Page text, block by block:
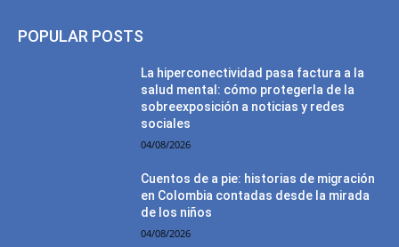
POPULAR POSTS
La hiperconectividad pasa factura a la
salud mental: cómo protegerla de la
sobreexposición a noticias y redes
sociales
04/08/2026
Cuentos de a pie: historias de migración
en Colombia contadas desde la mirada
de los niños
04/08/2026